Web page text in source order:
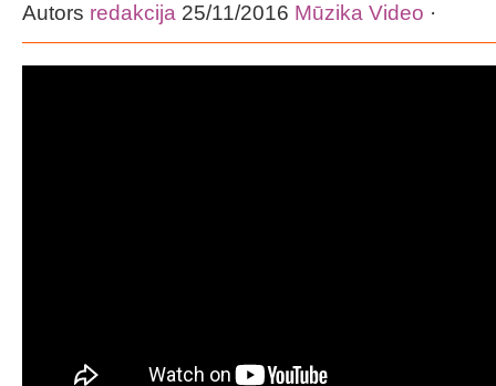
Autors redakcija 25/11/2016 Mūzika Video ·